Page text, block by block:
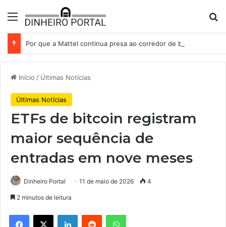
Menu
Início / Últimas Notícias
Últimas Notícias
ETFs de bitcoin registram
maior sequência de
entradas em nove meses
Dinheiro Portal 11 de maio de 2026 4
2 minutos de leitura
Facebook
X LinkedinReddit WhatsApp